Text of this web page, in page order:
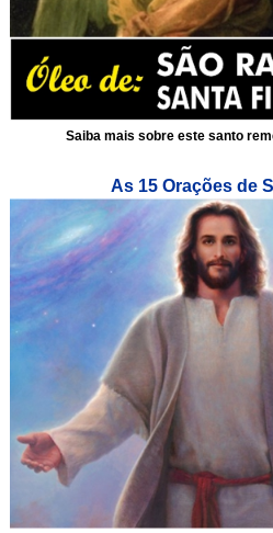
Saiba mais sobre este santo
As 15 Orações de